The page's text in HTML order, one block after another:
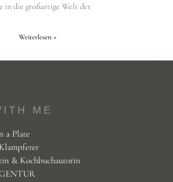
in die großartige Welt der
Weiterlesen »
ME
a Plate
& Kochbuchautorin